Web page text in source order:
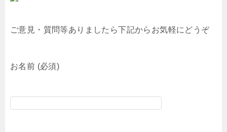
ご意見・質問等ありましたら下記からお気軽にどうぞ
お名前 (必須)